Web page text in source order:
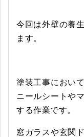
今回は外壁の養
ます。
塗装工事におい
ニールシートや
する作業です。
窓ガラスや玄関